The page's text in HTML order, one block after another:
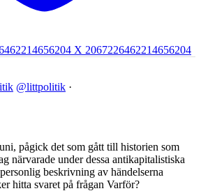
X 2067226462214656204
@littpolitik ·
pågick det som gått till historien som
närvarade under dessa antikapitalistiska
beskrivning av händelserna
hitta svaret på frågan Varför?